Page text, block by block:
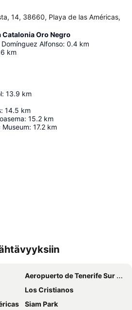
14, 38660, Playa de las Américas,
Oro Negro
Alfonso: 0.4 km
km
: 13.9 km
: 14.5 km
: 15.2 km
: 17.2 km
Aeropuerto de Tenerife Sur Reina Sofía
Los Cristianos
Siam Park